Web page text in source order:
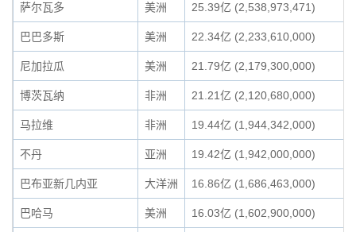
萨尔瓦多 美洲 25.39亿 (2,538,973,471)
巴巴多斯 美洲 22.34亿 (2,233,610,000)
尼加拉瓜 美洲 21.79亿 (2,179,300,000)
博茨瓦纳 非洲 21.21亿 (2,120,680,000)
马拉维 非洲 19.44亿 (1,944,342,000)
不丹 亚洲 19.42亿 (1,942,000,000)
巴布亚新几内亚 大洋洲 16.86亿 (1,686,463,000)
巴哈马 美洲 16.03亿 (1,602,900,000)